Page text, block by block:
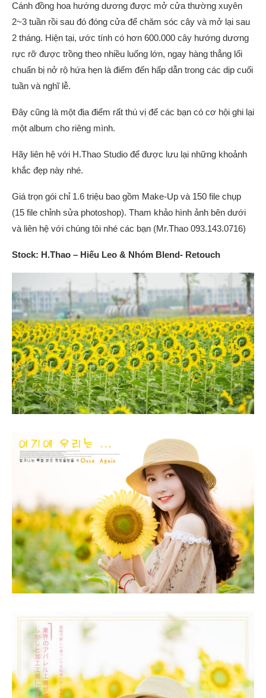
Cánh đồng hoa hướng dương được mở cửa thường xuyên
2~3 tuần rồi sau đó đóng cửa để chăm sóc cây và mở lại sau
2 tháng. Hiện tại, ước tính có hơn 600.000 cây hướng dương
rực rỡ được trồng theo nhiều luống lớn, ngay hàng thẳng lối
chuẩn bị nở rộ hứa hẹn là điểm đến hấp dẫn trong các dịp cuối
tuần và nghĩ lễ.
Đây cũng là một địa điểm rất thú vị để các bạn có cơ hội ghi lại
một album cho riêng mình.
Hãy liên hệ với H.Thao Studio để được lưu lại những khoảnh
khắc đẹp này nhé.
Giá trọn gói chỉ 1.6 triệu bao gồm Make-Up và 150 file chụp
(15 file chỉnh sửa photoshop). Tham khảo hình ảnh bên dưới
và liên hệ với chúng tôi nhé các bạn (Mr.Thao 093.143.0716)
Stock: H.Thao – Hiếu Leo & Nhóm Blend- Retouch